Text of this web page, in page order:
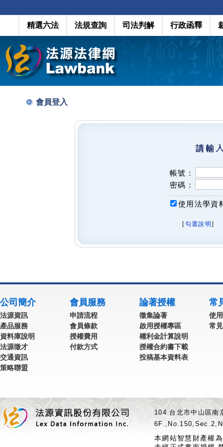
精選六法 法規查詢 司法判解 行政函釋
會員登入
帳號：
密碼：
使用法學資
[勾選說明 ]
公司簡介
法源資訊
產品服務
資料庫說明
法源徵才
交通資訊
策略聯盟
會員服務
申請流程
會員條款
授權費用
付款方式
論著授權
徵集論著
啟用授權專區
權利金計算說明
授權合約書下載
投稿基本資料表
常
使
常
104 台北市中山區
本網站智慧財產權